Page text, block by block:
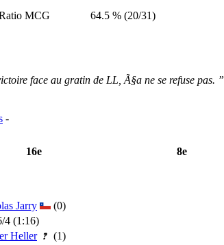
MCG 64.5 % (20/31)
face au gratin de LL, Ã§a ne se refuse pas. ”
-
16e 8e
Jarry
(0)
4 (1:16)
Heller (1)